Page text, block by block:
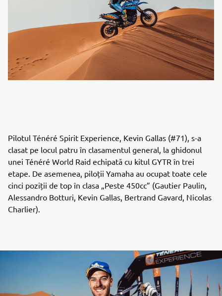
Pilotul Ténéré Spirit Experience, Kevin Gallas (#71), s-a
clasat pe locul patru în clasamentul general, la ghidonul
unei Ténéré World Raid echipată cu kitul GYTR în trei
etape. De asemenea, piloții Yamaha au ocupat toate cele
cinci poziții de top în clasa „Peste 450cc” (Gautier Paulin,
Alessandro Botturi, Kevin Gallas, Bertrand Gavard, Nicolas
Charlier).